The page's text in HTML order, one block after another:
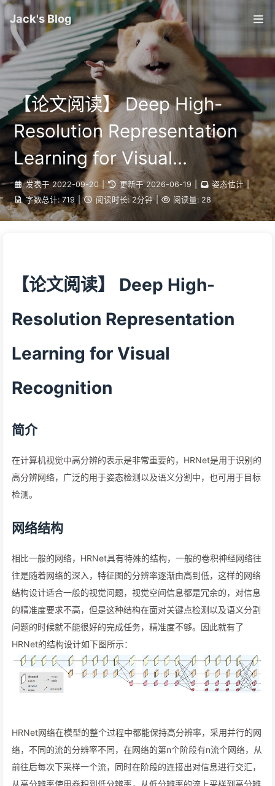
Jack's Blog
【论文阅读】 Deep High-
Resolution Representation
Learning for Visual
Recognition
发表于 2022-09-20 更新于 2026-06-19 姿态估计
字数总计: 719 | 阅读时长: 2分钟 阅读量: 28
【论文阅读】 Deep High-
Resolution Representation
Learning for Visual
Recognition
简介
在计算机视觉中高分辨的表示是非常重要的，HRNet是用于识别的
高分辨网络，广泛的用于姿态检测以及语义分割中，也可用于目标
检测。
网络结构
相比一般的网络，HRNet具有特殊的结构，一般的卷积神经网络往
往是随着网络的深入，特征图的分辨率逐渐由高到低，这样的网络
结构设计适合一般的视觉问题，视觉空间信息都是冗余的，对信息
的精准度要求不高，但是这种结构在面对关键点检测以及语义分割
问题的时候就不能很好的完成任务，精准度不够。因此就有了
HRNet的结构设计如下图所示：
HRNet网络在模型的整个过程中都能保持高分辨率，采用并行的网
络，不同的流的分辨率不同，在网络的第n个阶段有n流个网络，从
前往后每次下采样一个流，同时在阶段的连接出对信息进行交汇，
从高分辨率使用卷积到低分辨率，从低分辨率的流上采样到高分辨